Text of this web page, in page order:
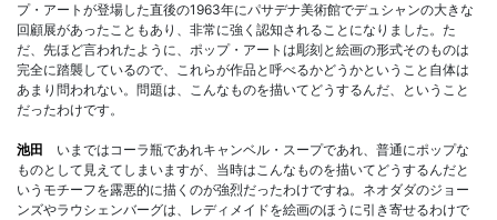
プ・アートが登場した直後の1963年にパサデナ美術館でデュシャンの大きな
回顧展があったこともあり、非常に強く認知されることになりました。た
だ、先ほど言われたように、ポップ・アートは彫刻と絵画の形式そのものは
完全に踏襲しているので、これらが作品と呼べるかどうかということ自体は
あまり問われない。問題は、こんなものを描いてどうするんだ、ということ
だったわけです。
池田 いまではコーラ瓶であれキャンベル・スープであれ、普通にポップな
ものとして見えてしまいますが、当時はこんなものを描いてどうするんだと
いうモチーフを露悪的に描くのが強烈だったわけですね。ネオダダのジョー
ンズやラウシェンバーグは、レディメイドを絵画のほうに引き寄せるわけで